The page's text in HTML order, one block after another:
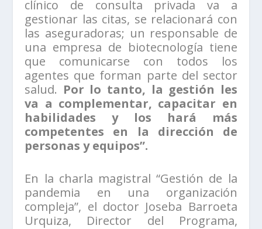
clínico de consulta privada va a
gestionar las citas, se relacionará con
las aseguradoras; un responsable de
una empresa de biotecnología tiene
que comunicarse con todos los
agentes que forman parte del sector
salud. Por lo tanto, la gestión les
va a complementar, capacitar en
habilidades y los hará más
competentes en la dirección de
personas y equipos”.
En la charla magistral “Gestión de la
pandemia en una organización
compleja”, el doctor Joseba Barroeta
Urquiza, Director del Programa,